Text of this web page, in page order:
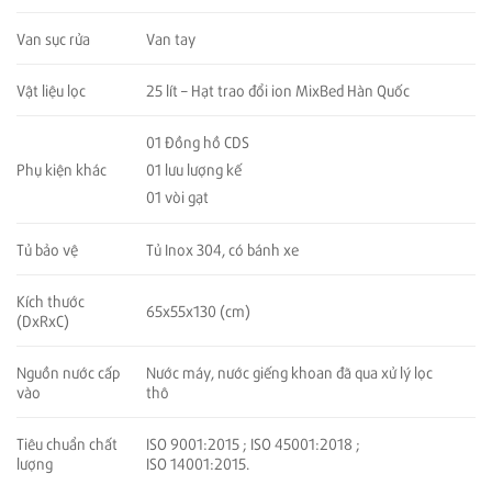
Van sục rửa Van tay
Vật liệu lọc 25 lít – Hạt trao đổi ion MixBed Hàn Quốc
Phụ kiện khác
01 Đồng hồ CDS
01 lưu lượng kế
01 vòi gạt
Tủ bảo vệ Tủ Inox 304, có bánh xe
Kích thước
(DxRxC)
65x55x130 (cm)
Nguồn nước cấp
vào
Nước máy, nước giếng khoan đã qua xử lý lọc
thô
Tiêu chuẩn chất
lượng
ISO 9001:2015 ; ISO 45001:2018 ;
ISO 14001:2015.